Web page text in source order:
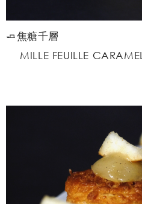
🧈焦糖千層
MILLE FEUILLE CARAMEL